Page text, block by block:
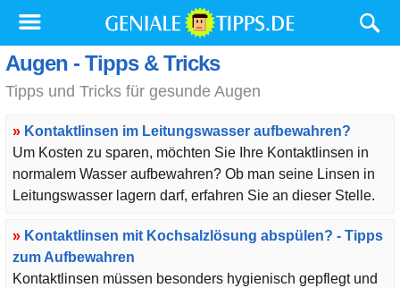
Augen - Tipps & Tricks
Tipps und Tricks für gesunde Augen
» Kontaktlinsen im Leitungswasser aufbewahren?
Um Kosten zu sparen, möchten Sie Ihre Kontaktlinsen in
normalem Wasser aufbewahren? Ob man seine Linsen in
Leitungswasser lagern darf, erfahren Sie an dieser Stelle.
» Kontaktlinsen mit Kochsalzlösung abspülen? - Tipps
zum Aufbewahren
Kontaktlinsen müssen besonders hygienisch gepflegt und